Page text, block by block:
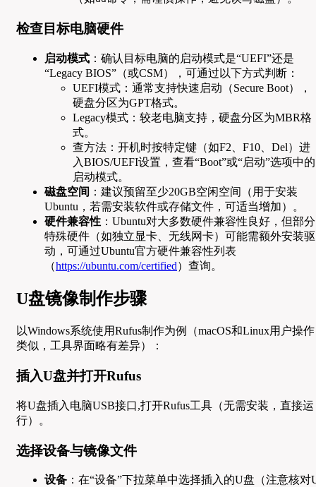
检查目标电脑硬件
启动模式 ：确认目标电脑的启动模式是“UEFI”还是
“Legacy BIOS”（或CSM），可通过以下方式判断：
UEFI模式：通常支持快速启动（Secure Boot），
硬盘分区为GPT格式。
Legacy模式：较老电脑支持，硬盘分区为MBR格
式。
查方法：开机时按特定键（如F2、F10、Del）进
入BIOS/UEFI设置，查看“Boot”或“启动”选项中的
启动模式。
磁盘空间 ：建议预留至少20GB空闲空间（用于安装
Ubuntu，若需安装软件或存储文件，可适当增加）。
硬件兼容性 ：Ubuntu对大多数硬件兼容性良好，但部分
特殊硬件（如独立显卡、无线网卡）可能需额外安装驱
动，可通过Ubuntu官方硬件兼容性列表
（https://ubuntu.com/certified）查询。
U盘镜像制作步骤
以Windows系统使用Rufus制作为例（macOS和Linux用户操作
类似，工具界面略有差异）：
插入U盘并打开Rufus
将U盘插入电脑USB接口,打开Rufus工具（无需安装，直接运
行）。
选择设备与镜像文件
设备 ：在“设备”下拉菜单中选择插入的U盘（注意核对